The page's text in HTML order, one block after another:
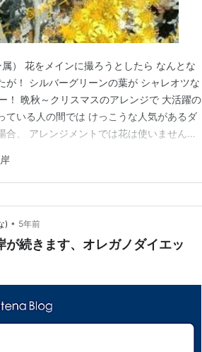
） 花をメインに撮ろうとしたら なんとな
が！ シルバーグリーンの葉が シャレオツな
！ 晩秋～クリスマスのアレンジで 大活躍の
ている人の間では けっこうな人気があるダ
、 アレンジメントでは花は使いません。
ーミラーの葉の画像は、 もう何回も投稿し
) • 5年前
続きます、オレガノダイエッ